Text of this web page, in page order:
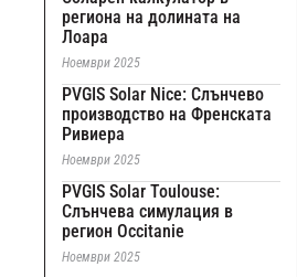
региона на долината на
Лоара
Ноември 2025
PVGIS Solar Nice: Слънчево
производство на Френската
Ривиера
Ноември 2025
PVGIS Solar Toulouse:
Слънчева симулация в
регион Occitanie
Ноември 2025